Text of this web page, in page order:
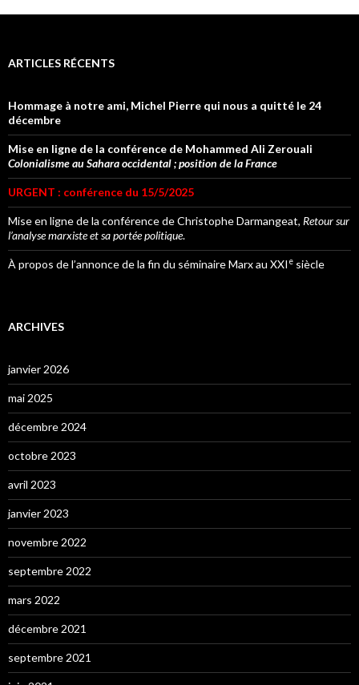
ARTICLES RÉCENTS
Hommage à notre ami, Michel Pierre qui nous a quitté le 24
décembre
Mise en ligne de la conférence de Mohammed Ali Zerouali
Colonialisme au Sahara occidental ; position de la France
URGENT : conférence du 15/5/2025
Mise en ligne de la conférence de Christophe Darmangeat, Retour sur
l’analyse marxiste et sa portée politique.
À propos de l’annonce de la fin du séminaire Marx au XXI e siècle
ARCHIVES
janvier 2026
mai 2025
décembre 2024
octobre 2023
avril 2023
janvier 2023
novembre 2022
septembre 2022
mars 2022
décembre 2021
septembre 2021